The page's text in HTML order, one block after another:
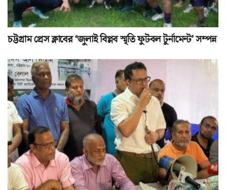
চট্টগ্রাম প্রেস ক্লাবের ‘জুলাই বিপ্লব স্মৃতি ফুটবল টুর্নামেন্ট’ সম্পন্ন